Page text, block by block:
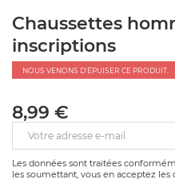
Chaussettes
inscriptions
NOUS VENONS D'ÉPUISER CE PRODUIT.
8,99 €
Votre adresse e-mail
Les données sont traitées
les soumettant, vous en acceptez les